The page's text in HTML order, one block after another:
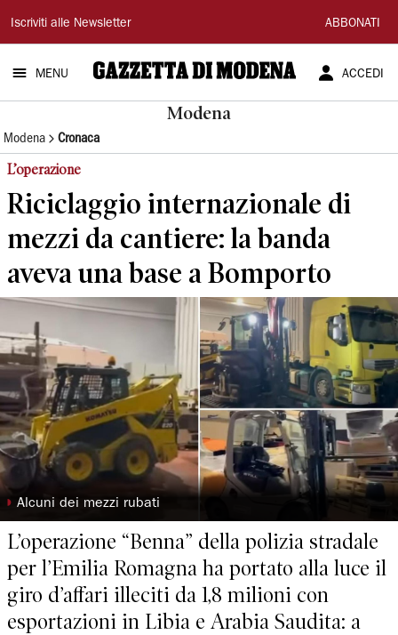
Gazzetta
di
Modena
Iscriviti alle Newsletter ABBONATI
MENU ACCEDI
Modena
Modena Cronaca
L’operazione
Riciclaggio internazionale di
mezzi da cantiere: la banda
aveva una base a Bomporto
◗ Alcuni dei mezzi rubati
L’operazione “Benna” della polizia stradale
per l’Emilia Romagna ha portato alla luce il
giro d’affari illeciti da 1,8 milioni con
esportazioni in Libia e Arabia Saudita: a